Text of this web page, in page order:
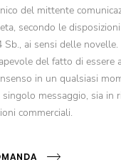
del mittente
secondo le
Sb., ai sensi delle
del fatto di essere
in un qualsiasi
messaggio, sia in
commerciali.